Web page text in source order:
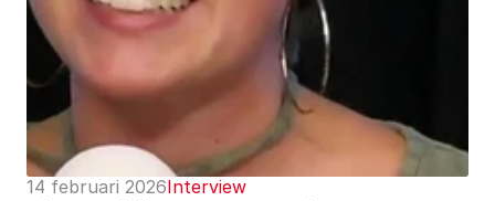
14 februari 2026Interview